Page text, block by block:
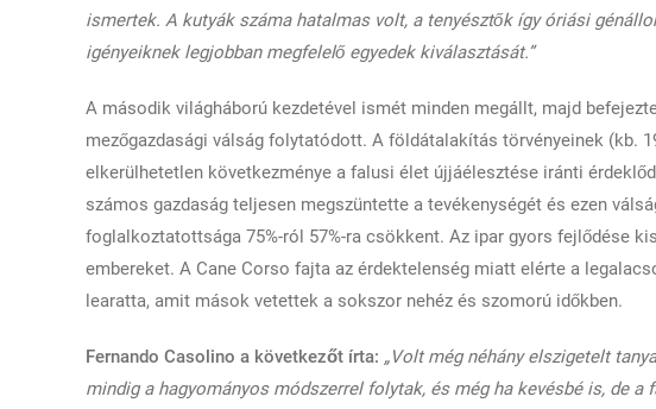
ismertek. A kutyák száma hatalmas volt, a tenyésztők így óriási
igényeiknek legjobban megfelelő egyedek kiválasztását.”
A második világháború kezdetével ismét minden megállt, majd
mezőgazdasági válság folytatódott. A földátalakítás törvényeinek (kb.
elkerülhetetlen következménye a falusi élet újjáélesztése iránti
számos gazdaság teljesen megszüntette a tevékenységét és ezen
foglalkoztatottsága 75%-ról 57%-ra csökkent. Az ipar gyors fejlődése
embereket. A Cane Corso fajta az érdektelenség miatt elérte a
learatta, amit mások vetettek a sokszor nehéz és szomorú időkben.
Fernando Casolino a következőt írta: „Volt még néhány elszigetelt
mindig a hagyományos módszerrel folytak, és még ha kevésbé is, de